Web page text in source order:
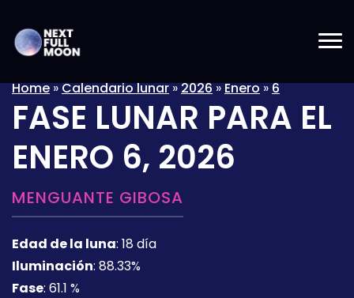
Home»Calendario lunar»2026»Enero»6
FASE LUNAR PARA EL
ENERO 6, 2026
MENGUANTE GIBOSA
Edad de la luna: 18 día
Iluminación: 88.33%
Fase: 61.1 %